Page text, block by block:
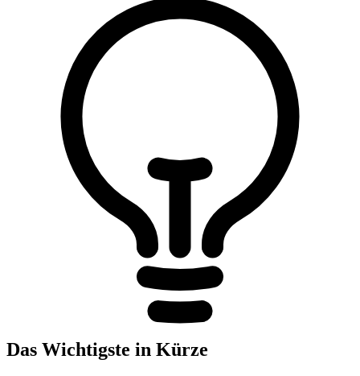
Das Wichtigste in Kürze